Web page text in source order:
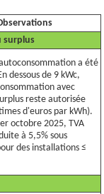
surplus
a été
dessous de 9 kWc,
avec
reste autorisée
d'euros par kWh).
octobre 2025, TVA
à 5,5% sous
des installations ≤